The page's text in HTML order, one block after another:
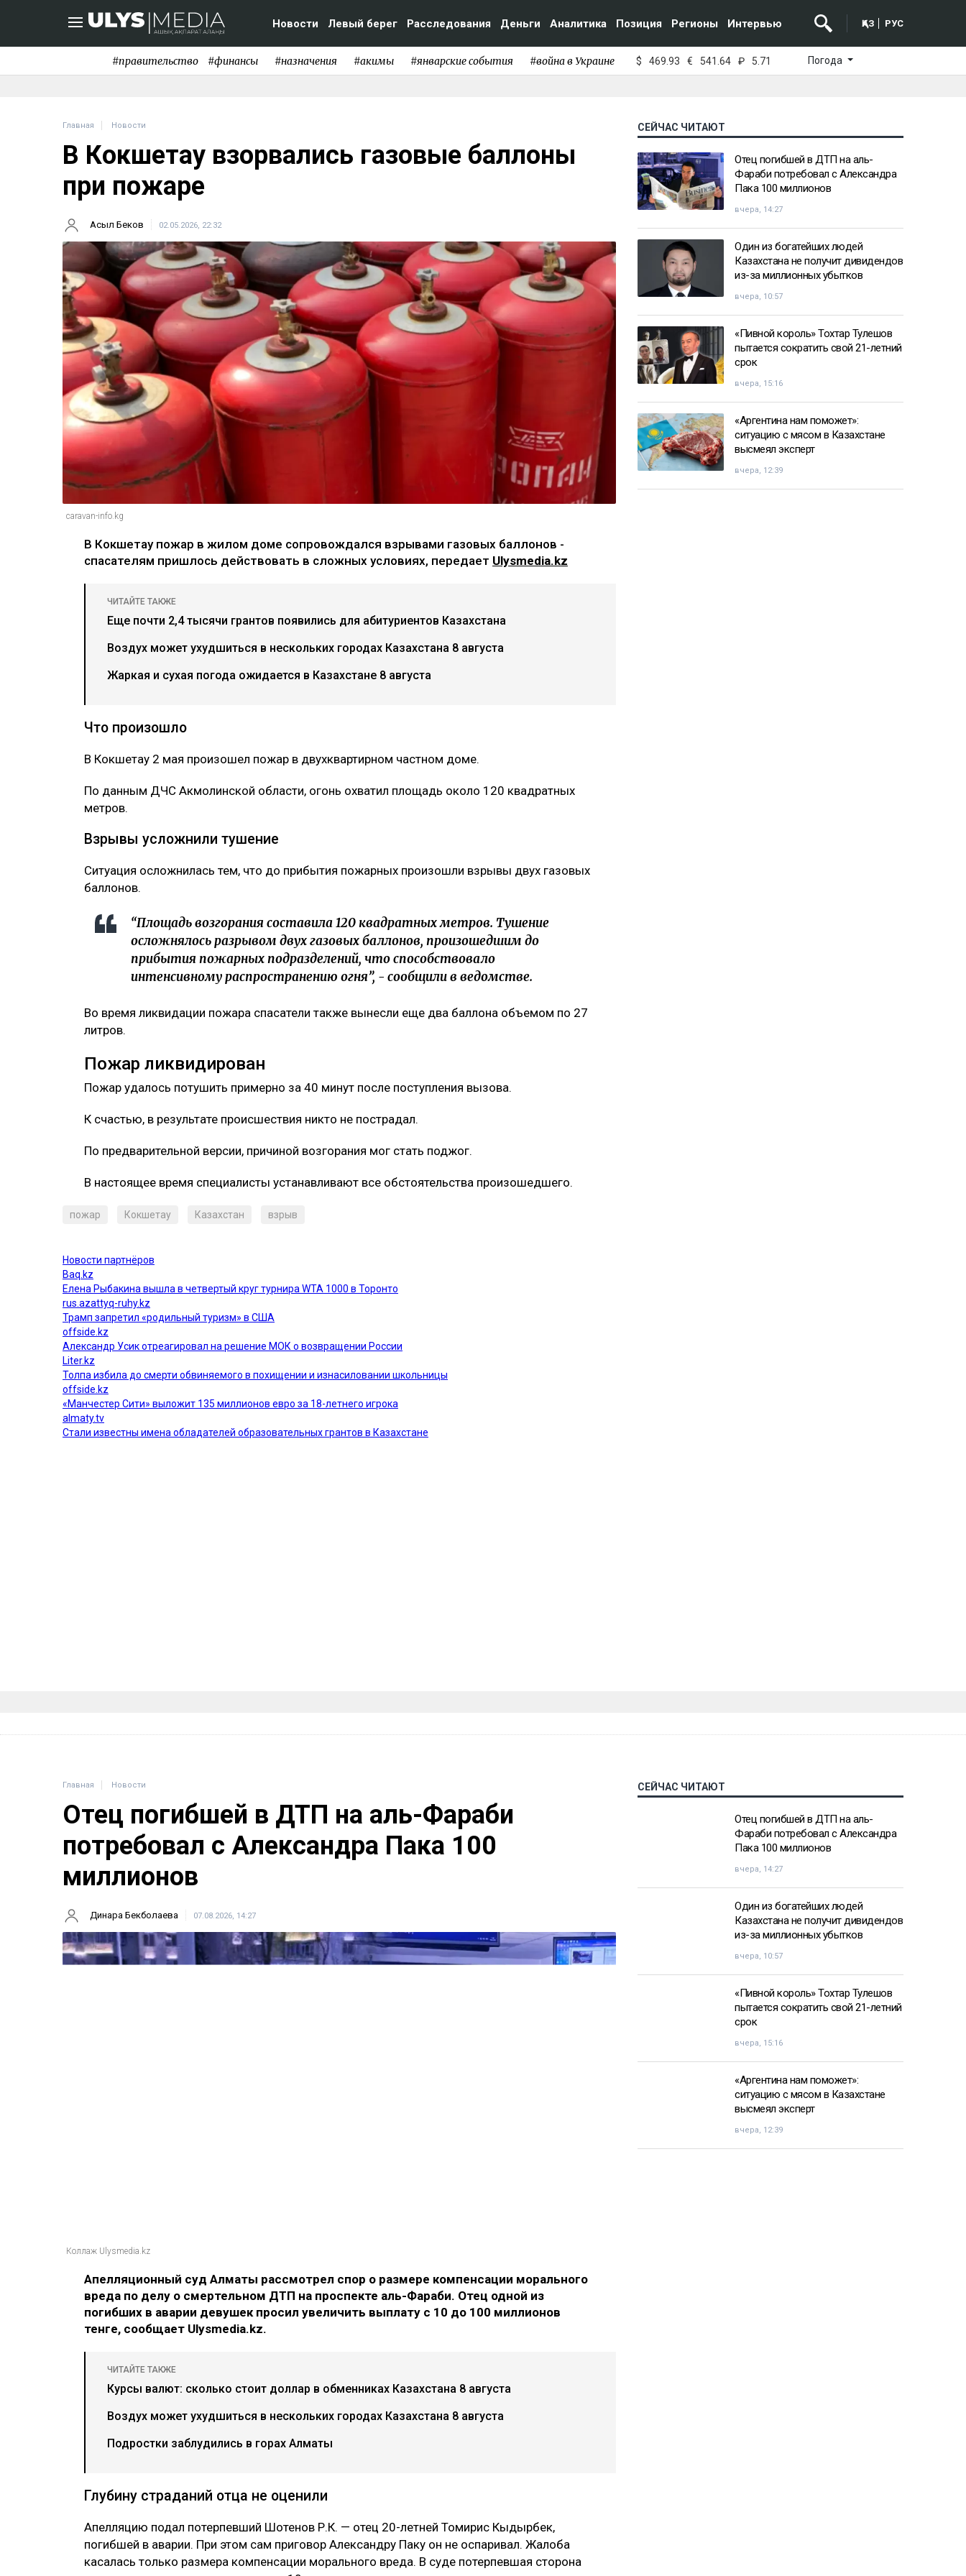
Новости Левый берег Расследования Деньги Аналитика Позиция Регионы Интервью ҚАЗ РУС
#правительство #финансы #назначения #акимы #январские события #война в Украине $ 469.93 € 541.64 ₽ 5.71 Погода
Главная Новости
В Кокшетау взорвались газовые баллоны
при пожаре
Асыл Беков 02.05.2026, 22:32
caravan-info.kg
В Кокшетау пожар в жилом доме сопровождался взрывами газовых баллонов -
спасателям пришлось действовать в сложных условиях, передает Ulysmedia.kz
ЧИТАЙТЕ ТАКЖЕ
Еще почти 2,4 тысячи грантов появились для абитуриентов Казахстана
Воздух может ухудшиться в нескольких городах Казахстана 8 августа
Жаркая и сухая погода ожидается в Казахстане 8 августа
Что произошло
В Кокшетау 2 мая произошел пожар в двухквартирном частном доме.
По данным ДЧС Акмолинской области, огонь охватил площадь около 120 квадратных
метров.
Взрывы усложнили тушение
Ситуация осложнилась тем, что до прибытия пожарных произошли взрывы двух газовых
баллонов.
“Площадь возгорания составила 120 квадратных метров. Тушение
осложнялось разрывом двух газовых баллонов, произошедшим до
прибытия пожарных подразделений, что способствовало
интенсивному распространению огня”, - сообщили в ведомстве.
Во время ликвидации пожара спасатели также вынесли еще два баллона объемом по 27
литров.
Пожар ликвидирован
Пожар удалось потушить примерно за 40 минут после поступления вызова.
К счастью, в результате происшествия никто не пострадал.
По предварительной версии, причиной возгорания мог стать поджог.
В настоящее время специалисты устанавливают все обстоятельства произошедшего.
пожар Кокшетау Казахстан взрыв
СЕЙЧАС ЧИТАЮТ
Отец погибшей в ДТП на аль-
Фараби потребовал с Александра
Пака 100 миллионов
вчера, 14:27
Один из богатейших людей
Казахстана не получит дивидендов
из-за миллионных убытков
вчера, 10:57
«Пивной король» Тохтар Тулешов
пытается сократить свой 21-летний
срок
вчера, 15:16
«Аргентина нам поможет»:
ситуацию с мясом в Казахстане
высмеял эксперт
вчера, 12:39
Главная Новости
Отец погибшей в ДТП на аль-Фараби
потребовал с Александра Пака 100
миллионов
Динара Бекболаева 07.08.2026, 14:27
Коллаж Ulysmedia.kz
Апелляционный суд Алматы рассмотрел спор о размере компенсации морального
вреда по делу о смертельном ДТП на проспекте аль-Фараби. Отец одной из
погибших в аварии девушек просил увеличить выплату с 10 до 100 миллионов
тенге, сообщает Ulysmedia.kz.
ЧИТАЙТЕ ТАКЖЕ
Курсы валют: сколько стоит доллар в обменниках Казахстана 8 августа
Воздух может ухудшиться в нескольких городах Казахстана 8 августа
Подростки заблудились в горах Алматы
Глубину страданий отца не оценили
Апелляцию подал потерпевший Шотенов Р.К. — отец 20-летней Томирис Кыдырбек,
погибшей в аварии. При этом сам приговор Александру Паку он не оспаривал. Жалоба
касалась только размера компенсации морального вреда. В суде потерпевшая сторона
СЕЙЧАС ЧИТАЮТ
Отец погибшей в ДТП на аль-
Фараби потребовал с Александра
Пака 100 миллионов
вчера, 14:27
Один из богатейших людей
Казахстана не получит дивидендов
из-за миллионных убытков
вчера, 10:57
«Пивной король» Тохтар Тулешов
пытается сократить свой 21-летний
срок
вчера, 15:16
«Аргентина нам поможет»:
ситуацию с мясом в Казахстане
высмеял эксперт
вчера, 12:39